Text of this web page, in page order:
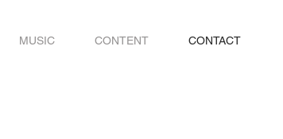
MUSIC CONTENT CONTACT